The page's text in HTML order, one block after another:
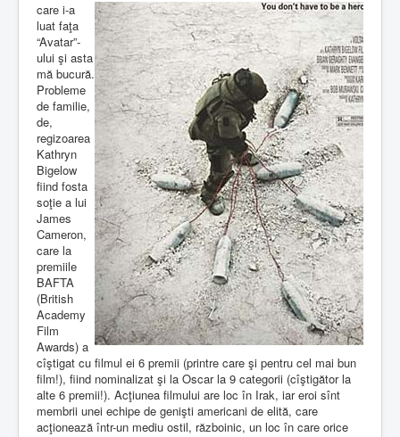
care i-a
luat faţa
“Avatar”-
ului şi asta
mă bucură.
Probleme
de familie,
de,
regizoarea
Kathryn
Bigelow
fiind fosta
soţie a lui
James
Cameron,
care la
premiile
BAFTA
(British
Academy
Film
Awards) a
cîştigat cu filmul ei 6 premii (printre care şi pentru cel mai bun
film!), fiind nominalizat şi la Oscar la 9 categorii (cîştigător la
alte 6 premii!). Acţiunea filmului are loc în Irak, iar eroi sînt
membrii unei echipe de genişti americani de elită, care
acţionează într-un mediu ostil, războinic, un loc în care orice